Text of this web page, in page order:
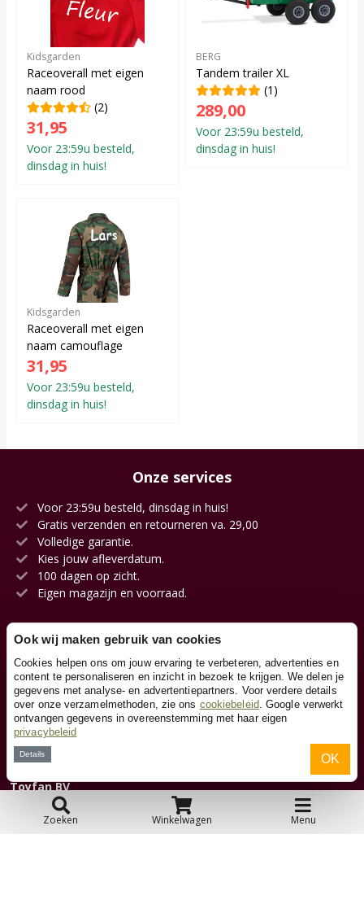
Zoeken Winkelwagen Menu
Kidsgarden
Raceoverall met eigen
naam rood
(2)
31,95
Voor 23:59u besteld,
dinsdag in huis!
BERG
Tandem trailer XL
(1)
289,00
Voor 23:59u besteld,
dinsdag in huis!
Kidsgarden
Raceoverall met eigen
naam camouflage
31,95
Voor 23:59u besteld,
dinsdag in huis!
Onze services
Voor 23:59u besteld, dinsdag in huis!
Gratis verzenden en retourneren va. 29,00
Volledige garantie.
Kies jouw afleverdatum.
100 dagen op zicht.
Eigen magazijn en voorraad.
Contact
Over ons
Toyfan BV
Skelters.nl
Waterwinweg 9
Ook wij maken gebruik van cookies
Cookies helpen ons om jouw ervaring te verbeteren, advertenties en
content te personaliseren en inzicht in bezoek te krijgen. We delen je
gegevens met analyse- en advertentiepartners. Voor verdere details
over onze verzamelmethoden, zie ons cookiebeleid. Google verwerkt
ontvangen gegevens in overeenstemming met haar eigen
privacybeleid
Details OK